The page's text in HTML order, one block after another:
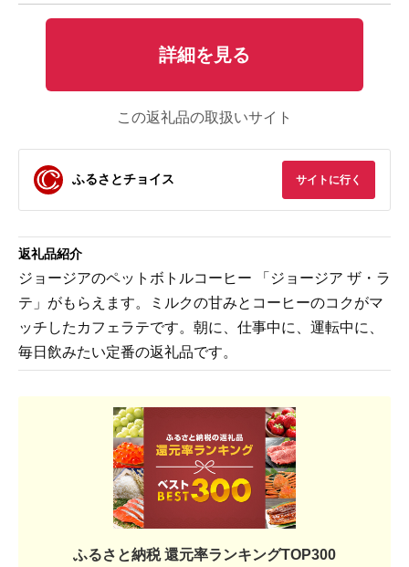
詳細を見る
この返礼品の取扱いサイト
ふるさとチョイス サイトに行く
返礼品紹介
ジョージアのペットボトルコーヒー 「ジョージア ザ・ラ
テ」がもらえます。ミルクの甘みとコーヒーのコクがマ
ッチしたカフェラテです。朝に、仕事中に、運転中に、
毎日飲みたい定番の返礼品です。
ふるさと納税 還元率ランキングTOP300